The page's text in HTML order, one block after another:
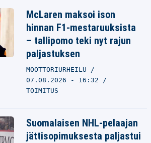
McLaren maksoi ison
hinnan F1-mestaruuksista
– tallipomo teki nyt rajun
paljastuksen
MOOTTORIURHEILU
07.08.2026 - 16:32
TOIMITUS
Suomalaisen NHL-pelaajan
jättisopimuksesta paljastui